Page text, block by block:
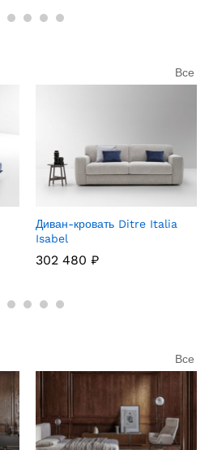
Все
Диван-кровать Ditre Italia
Isabel
302 480 ₽
Все